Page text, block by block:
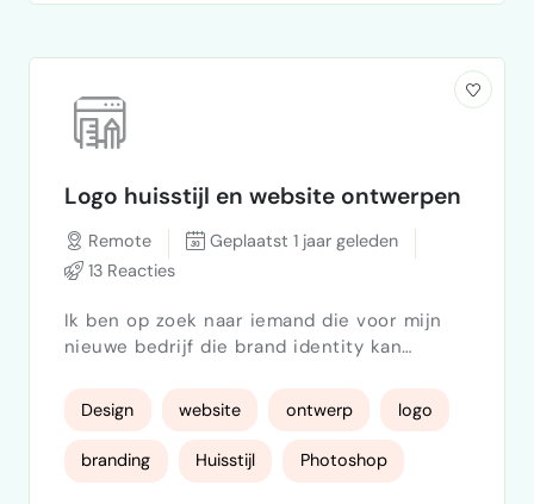
Logo huisstijl en website ontwerpen
Remote
Geplaatst 1 jaar geleden
13 Reacties
Ik ben op zoek naar iemand die voor mijn
nieuwe bedrijf die brand identity kan
website nodig en wat social Visuals om te
beginnen. Op dit momen begint mijn VA
eenmanszaak steeds beter te lopen en wil
ik gaan uitbreiden. Hiervoor heb ik wel een
Design website ontwerp logo
branding Huisstijl Photoshop